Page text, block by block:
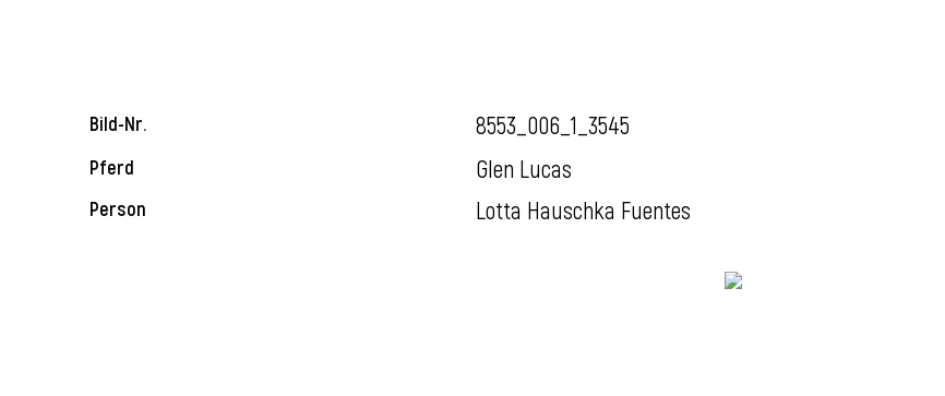
Bild-Nr. 8553_006_1_3545
Pferd Glen Lucas
Person Lotta Hauschka Fuentes